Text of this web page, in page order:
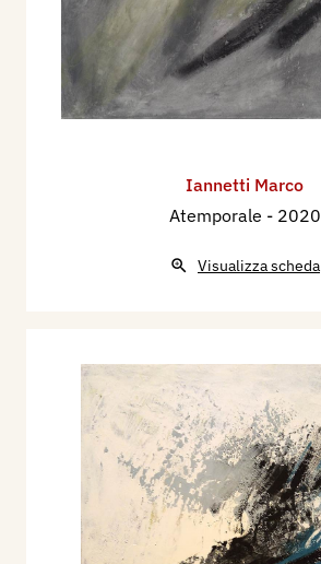
Iannetti Marco
Atemporale - 2020
Visualizza scheda